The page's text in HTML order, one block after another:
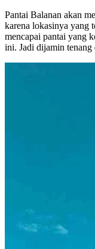
Pantai Balanan akan
karena lokasinya yang
mencapai pantai yang
ini. Jadi dijamin tenang